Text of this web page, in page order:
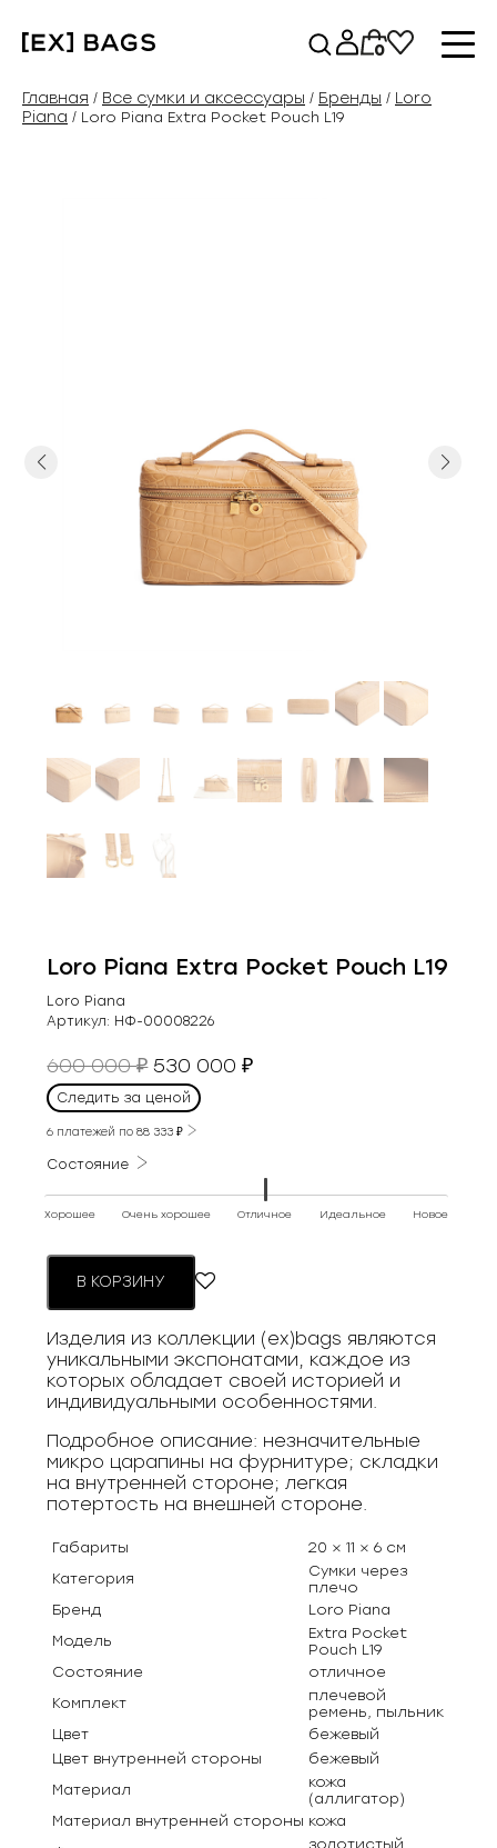
содержимому
0
Главная / Все сумки и аксессуары / Бренды / Loro
Piana / Loro Piana Extra Pocket Pouch L19
Previous Next
Loro Piana Extra Pocket Pouch L19
Loro Piana
Артикул: НФ-00008226
600 000₽ Первоначальная
цена
составляла
600
530 000₽Текущая
Следить за ценой
6 платежей по88 333₽
Состояние
Хорошее Очень хорошее Отличное Идеальное Новое
В КОРЗИНУ
Изделия из коллекции (ex)bags являются
уникальными экспонатами, каждое из
которых обладает своей историей и
индивидуальными особенностями.
Подробное описание: незначительные
микро царапины на фурнитуре; складки
на внутренней стороне; легкая
потертость на внешней стороне.
Габариты
20 × 11 × 6 см
Категория
Сумки через
плечо
Бренд
Loro Piana
Модель
Extra Pocket
Pouch L19
Состояние
отличное
Комплект
плечевой
ремень, пыльник
Цвет
бежевый
Цвет внутренней стороны
бежевый
Материал
кожа
(аллигатор)
Материал внутренней стороны кожа
золотистый